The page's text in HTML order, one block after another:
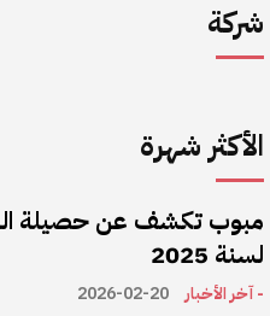
شركة
الأكثر شهرة
مبوب تكشف عن حصيلة
لسنة 2025
- آخر الأخبار 2026-02-20